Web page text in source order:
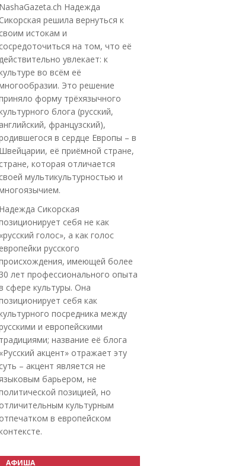
NashaGazeta.ch Надежда
Сикорская решила вернуться к
своим истокам и
сосредоточиться на том, что её
действительно увлекает: к
во всём её
Это решение
форму трёхязычного
блога (русский,
английский, французский),
в сердце Европы – в
Швейцарии, её приёмной стране,
стране, которая отличается
своей мультикультурностью и
Надежда Сикорская
себя не как
«русский голос», а как голос
европейки русского
имеющей более
30 лет профессионального опыта
сфере культуры. Она
себя как
посредника между
и европейскими
традициями; название её блога
«Русский акцент» отражает эту
суть – акцент является не
языковым барьером, не
позицией, но
отличительным культурным
отпечатком в европейском
АФИША